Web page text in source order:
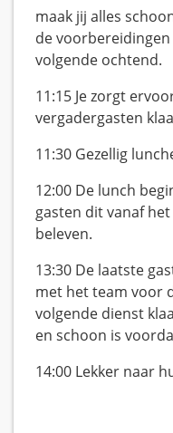
maak jij alles
de
volgende ochtend.
11:15 Je zorgt
vergadergasten
11:30 Gezellig
12:00 De lunch
gasten dit vanaf
beleven.
13:30 De laatste
met het team voor
volgende dienst
en schoon is
14:00 Lekker naar